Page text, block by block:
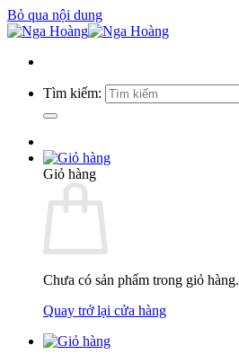
Bỏ qua nội dung
Tìm kiếm:
Giỏ hàng
Chưa có sản phẩm trong giỏ hàng.
Quay trở lại cửa hàng